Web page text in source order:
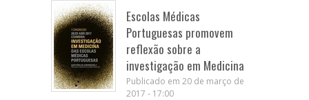
Escolas Médicas
Portuguesas promovem
reflexão sobre a
investigação em Medicina
Publicado em 20 de março de
2017 - 17:00